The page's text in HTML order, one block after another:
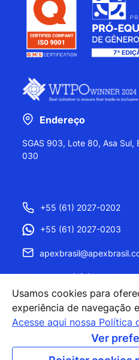
Endereço
SGAS 903, Lote 80, Asa Sul,
030
+55 (61) 2027-0202
+55 (61) 2027-0203
Nossos escritórios pelo
Usamos cookies para
experiência de navegação
Acesse aqui nossa Política
Ver